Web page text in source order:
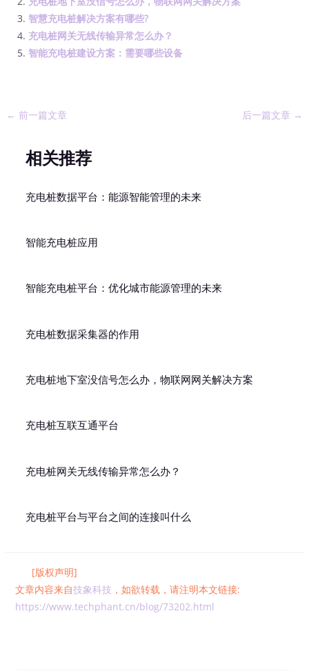
智慧充电桩解决方案有哪些?
充电桩网关无线传输异常怎么办？
智能充电桩建设方案：需要哪些设备
← 前一篇文章 后一篇文章 →
相关推荐
充电桩数据平台：能源智能管理的未来
智能充电桩应用
智能充电桩平台：优化城市能源管理的未来
充电桩数据采集器的作用
充电桩地下室没信号怎么办，物联网网关解决方案
充电桩互联互通平台
充电桩网关无线传输异常怎么办？
充电桩平台与平台之间的连接叫什么
[版权声明]
文章内容来自技象科技 ，如欲转载，请注明本文链接:
https://www.techphant.cn/blog/73202.html